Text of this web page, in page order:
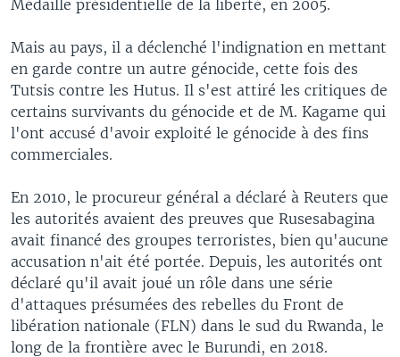
Médaille présidentielle de la liberté, en 2005.
Mais au pays, il a déclenché l'indignation en mettant
en garde contre un autre génocide, cette fois des
Tutsis contre les Hutus. Il s'est attiré les critiques de
certains survivants du génocide et de M. Kagame qui
l'ont accusé d'avoir exploité le génocide à des fins
commerciales.
En 2010, le procureur général a déclaré à Reuters que
les autorités avaient des preuves que Rusesabagina
avait financé des groupes terroristes, bien qu'aucune
accusation n'ait été portée. Depuis, les autorités ont
déclaré qu'il avait joué un rôle dans une série
d'attaques présumées des rebelles du Front de
libération nationale (FLN) dans le sud du Rwanda, le
long de la frontière avec le Burundi, en 2018.